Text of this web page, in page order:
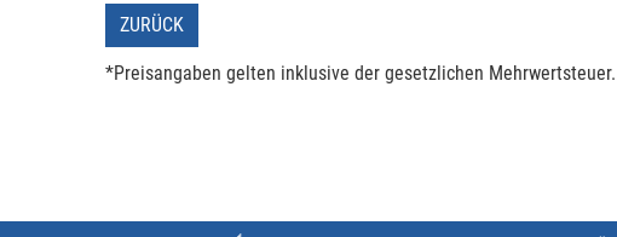
ZURÜCK
*Preisangaben gelten inklusive der gesetzlichen